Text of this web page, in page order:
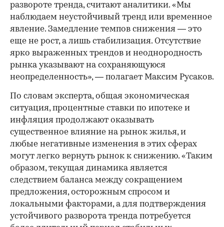
развороте тренда, считают аналитики. «Мы
наблюдаем неустойчивый тренд или временное
явление. Замедление темпов снижения — это
еще не рост, а лишь стабилизация. Отсутствие
ярко выраженных трендов и неоднородность
рынка указывают на сохраняющуюся
неопределенность», — полагает Максим Русаков.
По словам эксперта, общая экономическая
ситуация, процентные ставки по ипотеке и
инфляция продолжают оказывать
существенное влияние на рынок жилья, и
любые негативные изменения в этих сферах
могут легко вернуть рынок к снижению. «Таким
образом, текущая динамика является
следствием баланса между сокращением
предложения, осторожным спросом и
локальными факторами, а для подтверждения
устойчивого разворота тренда потребуется